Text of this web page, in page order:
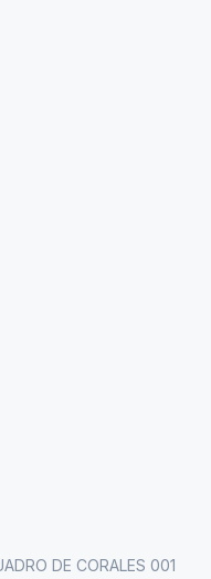
DE CORALES 001